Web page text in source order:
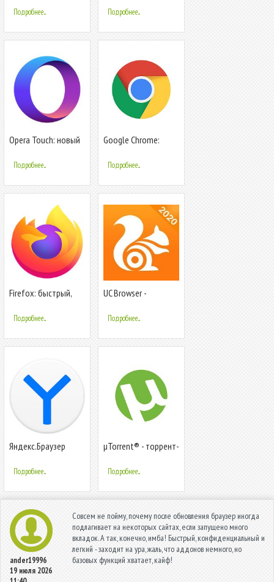
Подробнее...
конфиденциальный
браузер
Подробнее...
Opera Touch: новый
браузер
Подробнее...
Google Chrome:
Подробнее...
Firefox: быстрый,
безопасный браузер
Подробнее...
UC Browser -
загрузчик видео
Подробнее...
Яндекс.Браузер
быстрый,
безопасный
Подробнее...
µTorrent® - торрент-
Подробнее...
ander19996
19 июля 2026
Совсем не пойму, почему после обновления браузер иногда
подлагивает на некоторых сайтах, если запущено много
вкладок. А так, конечно, имба! Быстрый, конфиденциальный и
легкий - заходит на ура, жаль, что аддонов немного, но
базовых функций хватает, кайф!